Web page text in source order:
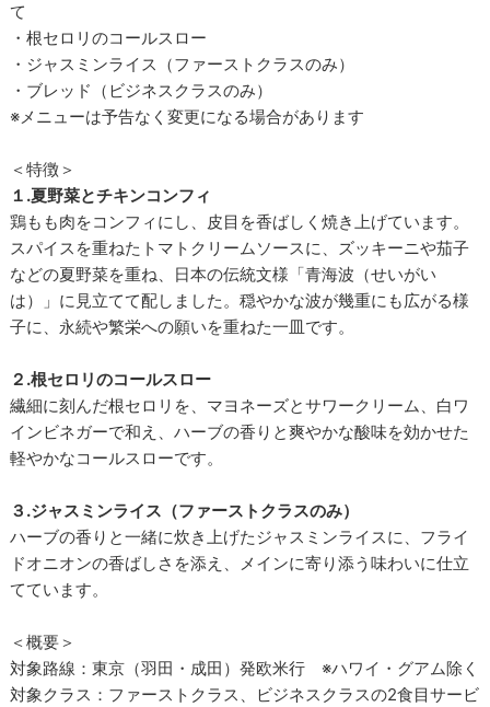
て
・根セロリのコールスロー
・ジャスミンライス（ファーストクラスのみ）
・ブレッド（ビジネスクラスのみ）
※メニューは予告なく変更になる場合があります
＜特徴＞
１.夏野菜とチキンコンフィ
鶏もも肉をコンフィにし、皮目を香ばしく焼き上げています。
スパイスを重ねたトマトクリームソースに、ズッキーニや茄子
などの夏野菜を重ね、日本の伝統文様「青海波（せいがい
は）」に見立てて配しました。穏やかな波が幾重にも広がる様
子に、永続や繁栄への願いを重ねた一皿です。
２.根セロリのコールスロー
繊細に刻んだ根セロリを、マヨネーズとサワークリーム、白ワ
インビネガーで和え、ハーブの香りと爽やかな酸味を効かせた
軽やかなコールスローです。
３.ジャスミンライス（ファーストクラスのみ）
ハーブの香りと一緒に炊き上げたジャスミンライスに、フライ
ドオニオンの香ばしさを添え、メインに寄り添う味わいに仕立
てています。
＜概要＞
対象路線：東京（羽田・成田）発欧米行 ※ハワイ・グアム除く
対象クラス：ファーストクラス、ビジネスクラスの2食目サービ